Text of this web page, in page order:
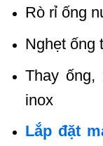
Rò rỉ ống
Nghẹt ống
Thay
inox
Lắp đặt